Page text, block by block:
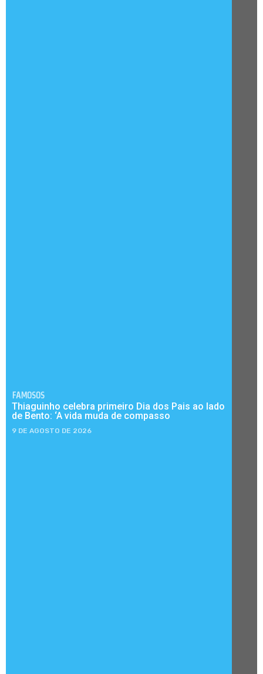
FAMOSOS
Thiaguinho celebra primeiro Dia dos Pais ao lado
de Bento: ‘A vida muda de compasso
9 DE AGOSTO DE 2026